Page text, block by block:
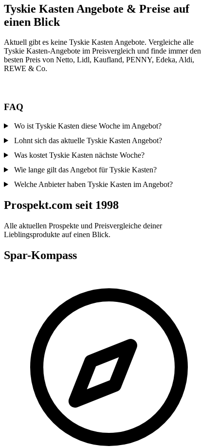
Tyskie Kasten Angebote & Preise auf
einen Blick
Aktuell gibt es keine Tyskie Kasten Angebote. Vergleiche alle
Tyskie Kasten-Angebote im Preisvergleich und finde immer den
besten Preis von Netto, Lidl, Kaufland, PENNY, Edeka, Aldi,
REWE & Co.
FAQ
Wo ist Tyskie Kasten diese Woche im Angebot?
Lohnt sich das aktuelle Tyskie Kasten Angebot?
Was kostet Tyskie Kasten nächste Woche?
Wie lange gilt das Angebot für Tyskie Kasten?
Welche Anbieter haben Tyskie Kasten im Angebot?
Prospekt.com seit 1998
Alle aktuellen Prospekte und Preisvergleiche deiner
Lieblingsprodukte auf einen Blick.
Spar-Kompass